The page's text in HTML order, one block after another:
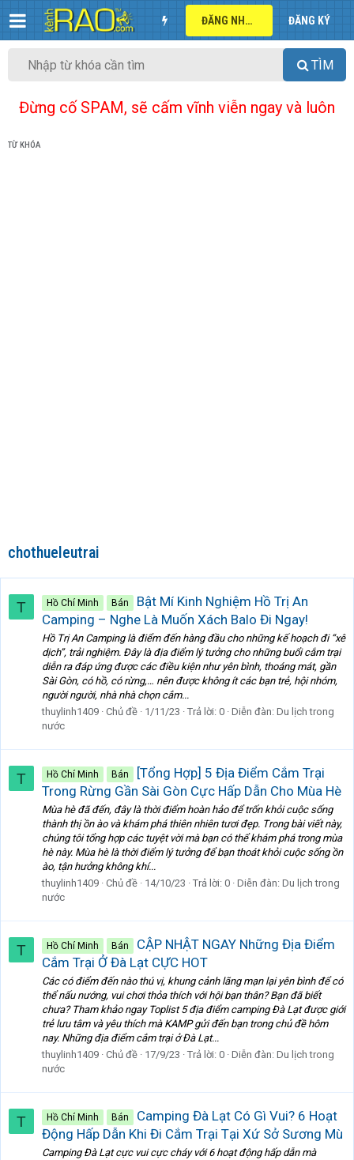
ĐĂNG NHẬP ĐĂNG KÝ
TÌM
Đừng cố SPAM, sẽ cấm vĩnh viễn ngay và luôn
TỪ KHÓA
chothueleutrai
T Hồ Chí Minh Bán
Bật Mí Kinh Nghiệm Hồ Trị An
Camping – Nghe Là Muốn Xách Balo Đi Ngay!
Hồ Trị An Camping là điểm đến hàng đầu cho những kế hoạch đi “xê
dịch”, trải nghiệm. Đây là địa điểm lý tưởng cho những buổi cắm trại
diễn ra đáp ứng được các điều kiện như yên bình, thoáng mát, gần
Sài Gòn, có hồ, có rừng,… nên được không ít các bạn trẻ, hội nhóm,
người người, nhà nhà chọn cắm...
thuylinh1409 Chủ đề 1/11/23 Trả lời: 0 Diễn đàn: Du lịch trong
nước
T Hồ Chí Minh Bán
[Tổng Hợp] 5 Địa Điểm Cắm Trại
Trong Rừng Gần Sài Gòn Cực Hấp Dẫn Cho Mùa Hè
Mùa hè đã đến, đây là thời điểm hoàn hảo để trốn khỏi cuộc sống
thành thị ồn ào và khám phá thiên nhiên tươi đẹp. Trong bài viết này,
chúng tôi tổng hợp các tuyệt vời mà bạn có thể khám phá trong mùa
hè này. Mùa hè là thời điểm lý tưởng để bạn thoát khỏi cuộc sống ồn
ào, tận hưởng không khí...
thuylinh1409 Chủ đề 14/10/23 Trả lời: 0 Diễn đàn: Du lịch trong
nước
T Hồ Chí Minh Bán
CẬP NHẬT NGAY Những Địa Điểm
Cắm Trại Ở Đà Lạt CỰC HOT
Các có điểm đến nào thú vị, khung cảnh lãng mạn lại yên bình để có
thể nấu nướng, vui chơi thỏa thích với hội bạn thân? Bạn đã biết
chưa? Tham khảo ngay Toplist 5 địa điểm camping Đà Lạt được giới
trẻ lưu tâm và yêu thích mà KAMP gửi đến bạn trong chủ đề hôm
nay. Những địa điểm cắm trại ở Đà Lạt...
thuylinh1409 Chủ đề 17/9/23 Trả lời: 0 Diễn đàn: Du lịch trong
nước
T Hồ Chí Minh Bán
Camping Đà Lạt Có Gì Vui? 6 Hoạt
Động Hấp Dẫn Khi Đi Cắm Trại Tại Xứ Sở Sương Mù
Camping Đà Lạt cực vui cực cháy với 6 hoạt động hấp dẫn mà